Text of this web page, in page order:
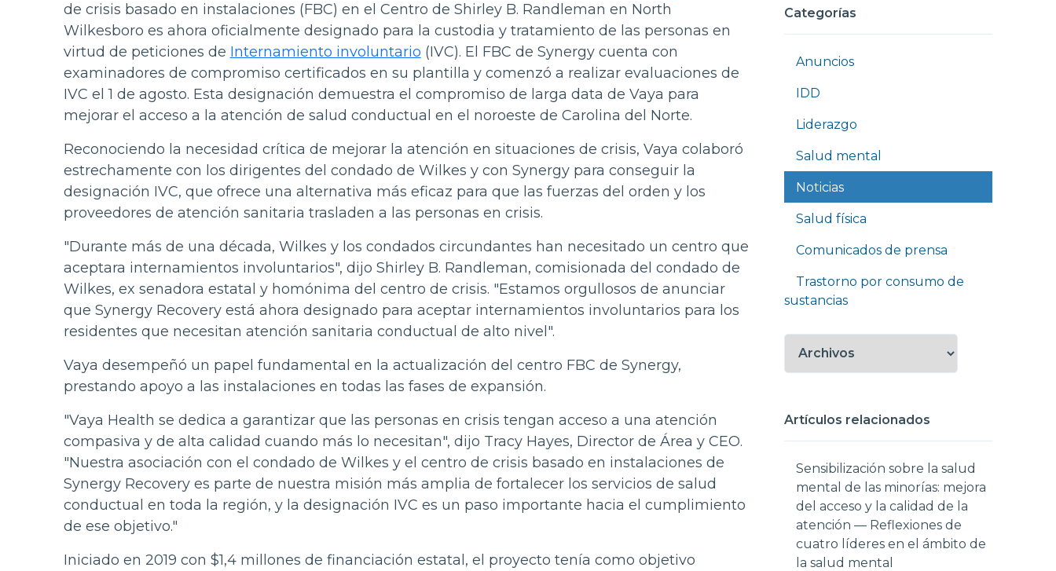
de crisis basado en instalaciones (FBC) en el Centro de Shirley B. Randleman en North
Wilkesboro es ahora oficialmente designado para la custodia y tratamiento de las personas en
virtud de peticiones de Internamiento involuntario (IVC). El FBC de Synergy cuenta con
examinadores de compromiso certificados en su plantilla y comenzó a realizar evaluaciones de
IVC el 1 de agosto. Esta designación demuestra el compromiso de larga data de Vaya para
mejorar el acceso a la atención de salud conductual en el noroeste de Carolina del Norte.
Reconociendo la necesidad crítica de mejorar la atención en situaciones de crisis, Vaya colaboró
estrechamente con los dirigentes del condado de Wilkes y con Synergy para conseguir la
designación IVC, que ofrece una alternativa más eficaz para que las fuerzas del orden y los
proveedores de atención sanitaria trasladen a las personas en crisis.
"Durante más de una década, Wilkes y los condados circundantes han necesitado un centro que
aceptara internamientos involuntarios", dijo Shirley B. Randleman, comisionada del condado de
Wilkes, ex senadora estatal y homónima del centro de crisis. "Estamos orgullosos de anunciar
que Synergy Recovery está ahora designado para aceptar internamientos involuntarios para los
residentes que necesitan atención sanitaria conductual de alto nivel".
Vaya desempeñó un papel fundamental en la actualización del centro FBC de Synergy,
prestando apoyo a las instalaciones en todas las fases de expansión.
"Vaya Health se dedica a garantizar que las personas en crisis tengan acceso a una atención
compasiva y de alta calidad cuando más lo necesitan", dijo Tracy Hayes, Director de Área y CEO.
"Nuestra asociación con el condado de Wilkes y el centro de crisis basado en instalaciones de
Synergy Recovery es parte de nuestra misión más amplia de fortalecer los servicios de salud
conductual en toda la región, y la designación IVC es un paso importante hacia el cumplimiento
de ese objetivo."
Iniciado en 2019 con $1,4 millones de financiación estatal, el proyecto tenía como objetivo
Categorías
Anuncios
IDD
Liderazgo
Salud mental
Noticias
Salud física
Comunicados de prensa
Trastorno por consumo de
sustancias
Artículos relacionados
Sensibilización sobre la salud
mental de las minorías: mejora
del acceso y la calidad de la
atención — Reflexiones de
cuatro líderes en el ámbito de
la salud mental